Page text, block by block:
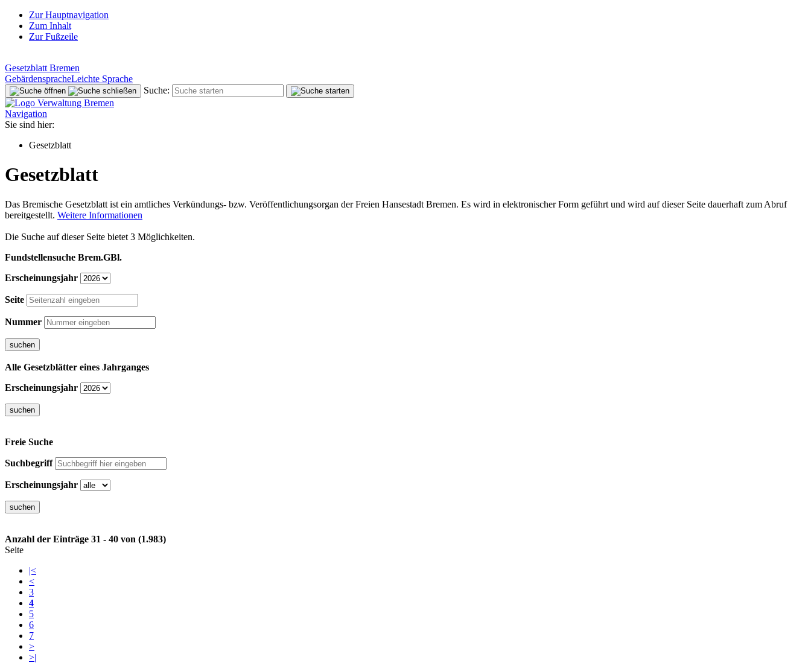
Zur Hauptnavigation
Zum Inhalt
Zur Fußzeile
Gesetzblatt Bremen
GebärdenspracheLeichte Sprache
Suche:
Navigation
Sie sind hier:
Gesetzblatt
Gesetzblatt
Das Bremische Gesetzblatt ist ein amtliches Verkündungs- bzw. Veröffentlichungsorgan der Freien Hansestadt Bremen. Es wird in elektronischer Form geführt und wird auf dieser Seite dauerhaft zum Abruf
bereitgestellt. Weitere Informationen
Die Suche auf dieser Seite bietet 3 Möglichkeiten.
Fundstellensuche Brem.GBl.
Erscheinungsjahr
Seite
Nummer
Alle Gesetzblätter eines Jahrganges
Erscheinungsjahr
Freie Suche
Suchbegriff
Erscheinungsjahr
Anzahl der Einträge 31 - 40 von (1.983)
Seite
|<
<
3
4
5
6
7
>
>|